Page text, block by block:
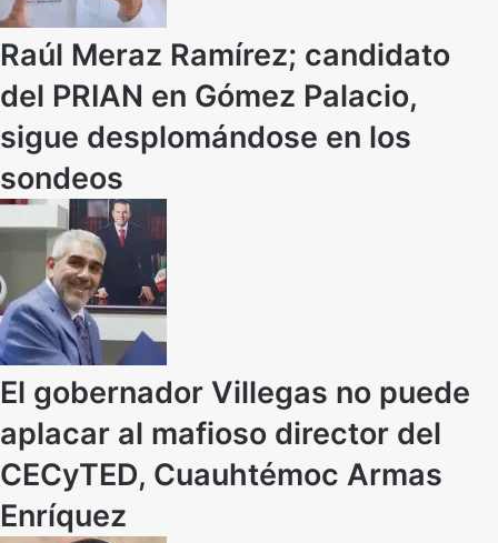
Raúl Meraz Ramírez; candidato
del PRIAN en Gómez Palacio,
sigue desplomándose en los
sondeos
El gobernador Villegas no puede
aplacar al mafioso director del
CECyTED, Cuauhtémoc Armas
Enríquez